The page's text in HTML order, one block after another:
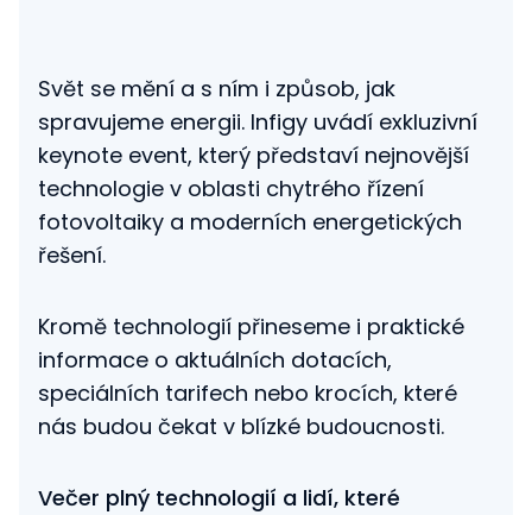
Svět se mění a s ním i způsob, jak
spravujeme energii. Infigy uvádí exkluzivní
keynote event, který představí nejnovější
technologie v oblasti chytrého řízení
fotovoltaiky a moderních energetických
řešení.
Kromě technologií přineseme i praktické
informace o aktuálních dotacích,
speciálních tarifech nebo krocích, které
nás budou čekat v blízké budoucnosti.
Večer plný technologií a lidí, které